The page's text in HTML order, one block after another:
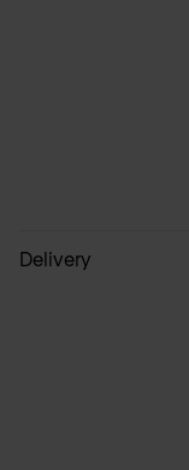
Delivery